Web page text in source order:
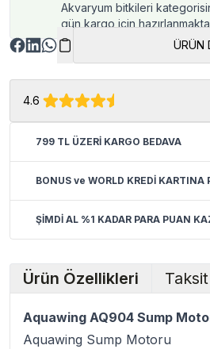
Akvaryum bitkileri
gün kargo için
ÜRÜN
4.6
799 TL ÜZERİ KARGO BEDAVA
BONUS ve WORLD KREDİ KARTINA
ŞİMDİ AL %1 KADAR PARA PUAN
Ürün Özellikleri
Aquawing AQ904 Sump
Aquawing Sump Motoru